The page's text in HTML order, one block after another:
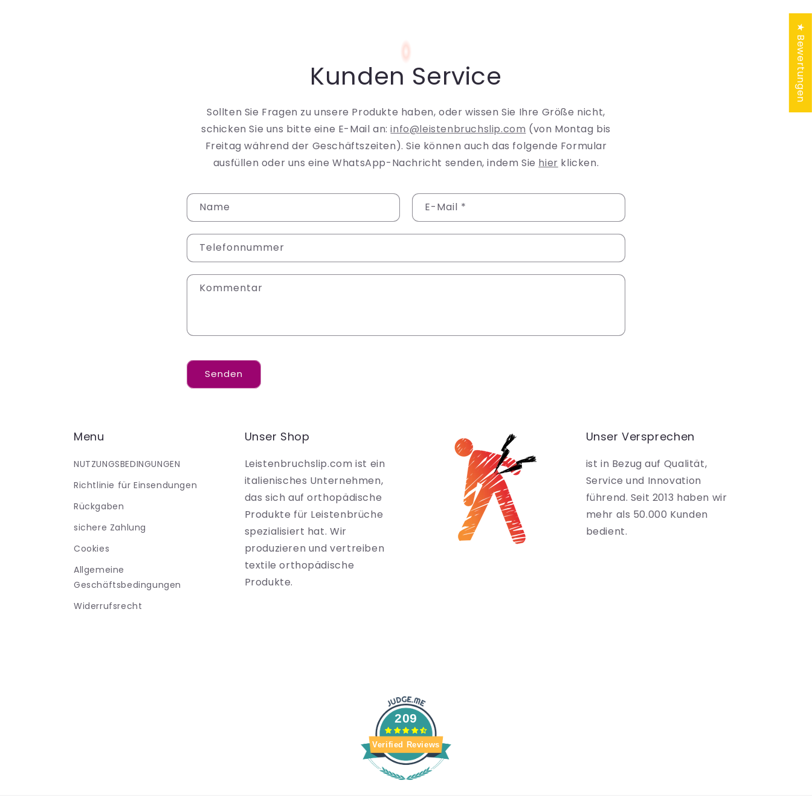
Kunden Service
Sollten Sie Fragen zu unsere Produkte haben, oder wissen Sie Ihre Größe nicht,
schicken Sie uns bitte eine E-Mail an:info@leistenbruchslip.com (von Montag bis
Freitag während der Geschäftszeiten). Sie können auch das folgende Formular
ausfüllen oder uns eine WhatsApp-Nachricht senden, indem Sie hier klicken.
K
o
n
t
a
f
r
m
Name E-Mail *
Telefonnummer
Kommentar
Senden
Menu
NUTZUNGSBEDINGUNGEN
Richtlinie für Einsendungen
Rückgaben
sichere Zahlung
Cookies
Allgemeine
Geschäftsbedingungen
Widerrufsrecht
Unser Shop
Leistenbruchslip.com ist ein
italienisches Unternehmen,
das sich auf orthopädische
Produkte für Leistenbrüche
spezialisiert hat. Wir
produzieren und vertreiben
textile orthopädische
Produkte.
Unser Versprechen
ist in Bezug auf Qualität,
Service und Innovation
führend. Seit 2013 haben wir
mehr als 50.000 Kunden
bedient.
209
Verified Reviews
★ Bewertungen